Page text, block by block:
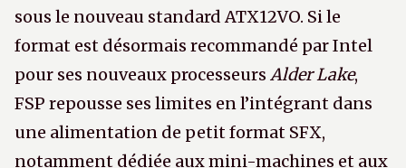
sous le nouveau standard ATX12VO. Si le
format est désormais recommandé par Intel
pour ses nouveaux processeurs Alder Lake,
FSP repousse ses limites en l’intégrant dans
une alimentation de petit format SFX,
notamment dédiée aux mini-machines et aux